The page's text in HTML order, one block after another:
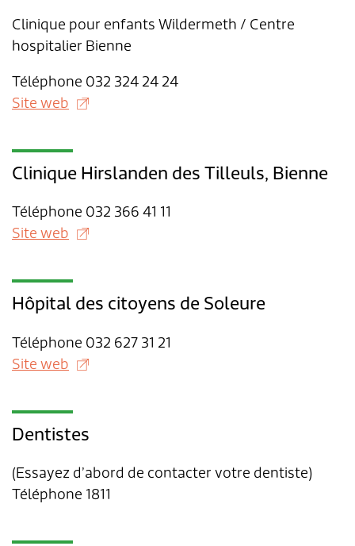
Clinique pour enfants Wildermeth / Centre
hospitalier Bienne
Téléphone 032 324 24 24
Site web
Clinique Hirslanden des Tilleuls, Bienne
Téléphone 032 366 41 11
Site web
Hôpital des citoyens de Soleure
Téléphone 032 627 31 21
Site web
Dentistes
(Essayez d’abord de contacter votre dentiste)
Téléphone 1811